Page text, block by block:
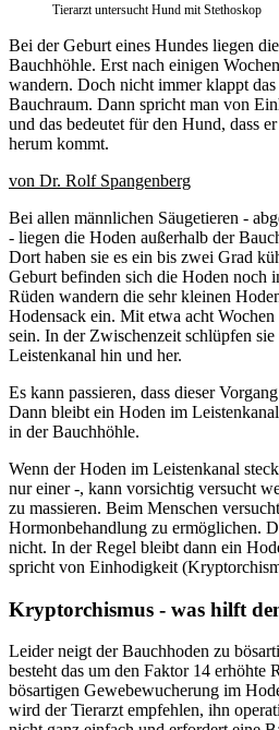
Tierarzt untersucht Hund mit Stethoskop
Bei der Geburt eines Hundes liegen
Bauchhöhle. Erst nach einigen
wandern. Doch nicht immer klappt
Bauchraum. Dann spricht man von
und das bedeutet für den Hund, dass
herum kommt.
von Dr. Rolf Spangenberg
Bei allen männlichen Säugetieren -
- liegen die Hoden außerhalb der
Dort haben sie es ein bis zwei Grad
Geburt befinden sich die Hoden noch
Rüden wandern die sehr kleinen
Hodensack ein. Mit etwa acht
sein. In der Zwischenzeit schlüpfen
Leistenkanal hin und her.
Es kann passieren, dass dieser
Dann bleibt ein Hoden im
in der Bauchhöhle.
Wenn der Hoden im Leistenkanal
nur einer -, kann vorsichtig versucht
zu massieren. Beim Menschen
Hormonbehandlung zu ermöglichen.
nicht. In der Regel bleibt dann ein
spricht von Einhodigkeit
Kryptorchismus - was hilft
Leider neigt der Bauchhoden zu
besteht das um den Faktor 14 erhöhte
bösartigen Gewebewucherung im
wird der Tierarzt empfehlen, ihn